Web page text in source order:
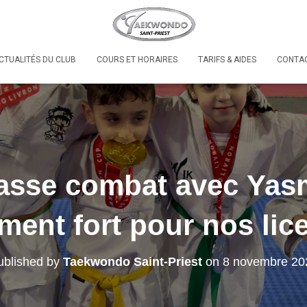
DU CLUB COURS ET HORAIRES TARIFS & AIDES
combat avec
fort pour nos
byTaekwondo Saint-Prieston 8 novembre